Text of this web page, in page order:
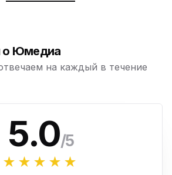
о Юмедиа
на каждый в течение
5.0/5
★★★★★